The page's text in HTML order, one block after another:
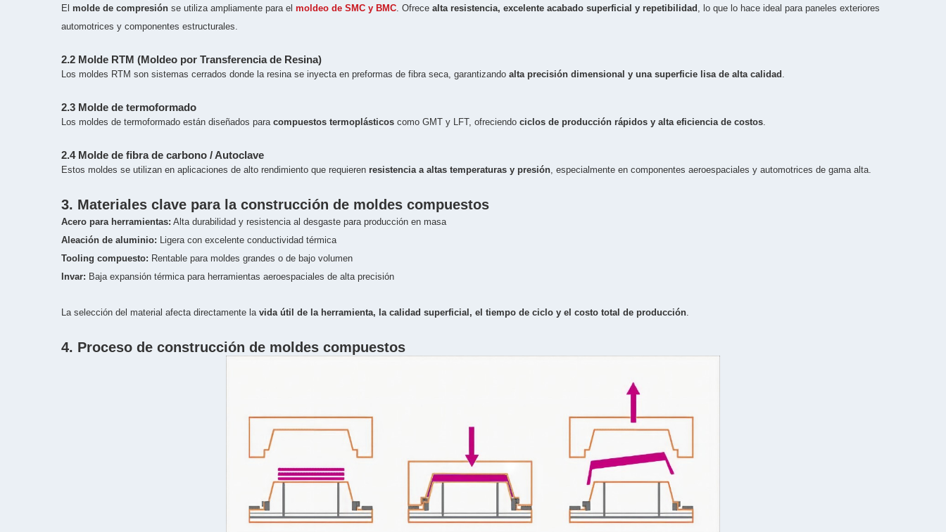
El molde de compresión se utiliza ampliamente para el moldeo de SMC y BMC . Ofrece alta resistencia, excelente acabado superficial y repetibilidad
, lo que lo hace ideal para paneles exteriores
automotrices y componentes estructurales.
2.2 Molde RTM (Moldeo por Transferencia de Resina)
Los moldes RTM son sistemas cerrados donde la resina se inyecta en preformas de fibra seca, garantizando alta precisión dimensional y una superficie lisa de alta calidad
2.3 Molde de termoformado
Los moldes de termoformado están diseñados para compuestos termoplásticos como GMT y LFT, ofreciendo ciclos de producción rápidos y alta eficiencia de costos
2.4 Molde de fibra de carbono / Autoclave
Estos moldes se utilizan en aplicaciones de alto rendimiento que requieren resistencia a altas temperaturas y presión , especialmente en componentes aeroespaciales y automotrices de gama alta.
3. Materiales clave para la construcción de moldes compuestos
Acero para herramientas: Alta durabilidad y resistencia al desgaste para producción en masa
Aleación de aluminio: Ligera con excelente conductividad térmica
Tooling compuesto: Rentable para moldes grandes o de bajo volumen
Invar: Baja expansión térmica para herramientas aeroespaciales de alta precisión
La selección del material afecta directamente la vida útil de la herramienta, la calidad superficial, el tiempo de ciclo y el costo total de producción
4. Proceso de construcción de moldes compuestos